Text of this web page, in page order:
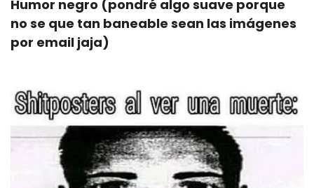
Humor negro (pondré algo suave porque
no se que tan baneable sean las imágenes
por email jaja)